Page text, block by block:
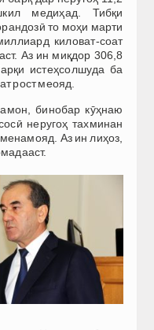
медиҳад. Тибқи
то моҳи марти
киловат-соат
Аз ин миқдор 306,8
истеҳсолшуда ба
рост меояд.
бинобар кӯҳнаю
неругоҳ тахминан
Аз ин лиҳоз,